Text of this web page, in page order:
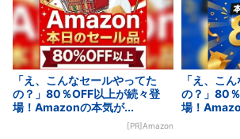
「え、こんなセールやってた
の？」80％OFF以上が続々登
場！Amazonの本気が...
[PR]Amazon
「え、こ
の？」80
場！